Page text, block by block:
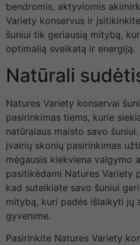
bendromis, aktyviomis
Variety konservus ir
šuniui tik geriausią mitybą,
optimalią sveikatą ir energiją.
Natūrali
Natures Variety konservai
pasirinkimas tiems, kurie
natūralaus maisto savo
įvairių skonių pasirinkimas
mėgausis kiekviena valgymo
pasitikėdami Natures
kad suteikiate savo šuniui
mitybą, kuri padės išlaikyti jų
gyvenime.
Pasirinkite Natures Variety